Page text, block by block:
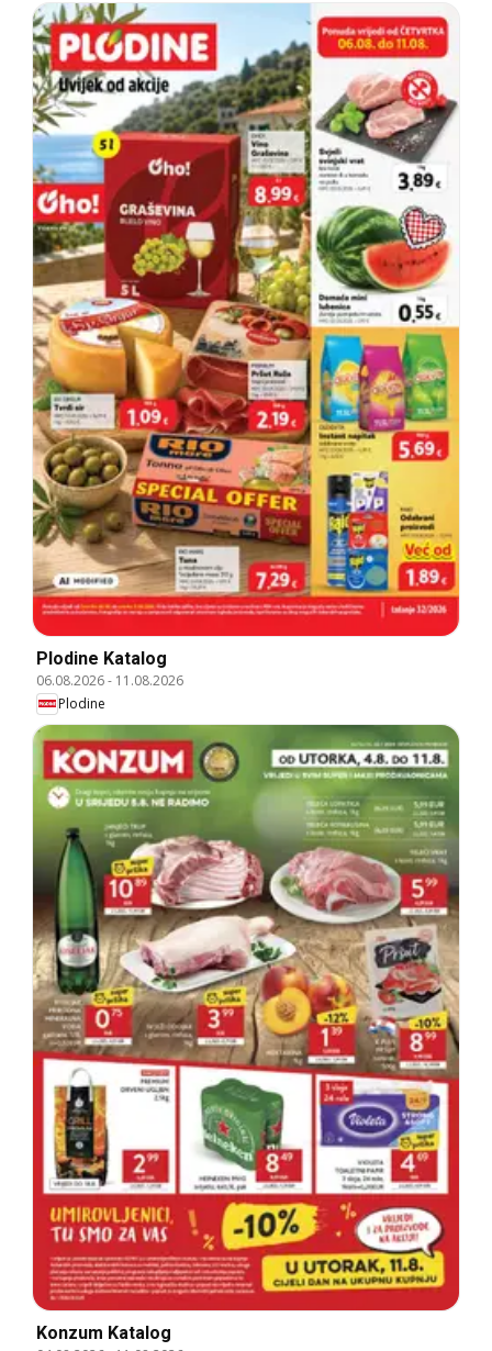
Plodine Katalog
06.08.2026- 11.08.2026
Plodine
Konzum Katalog